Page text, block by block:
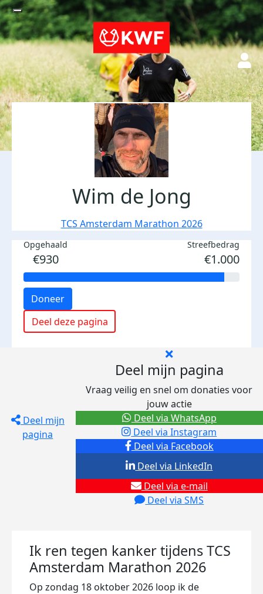
Wim de Jong
TCS Amsterdam Marathon 2026
Opgehaald
€930
Streefbedrag
€1.000
Doneer
Deel deze pagina
Deel mijn
pagina
Deel mijn pagina
Vraag veilig en snel om donaties voor
jouw actie
Deel via Facebook
Deel via Instagram
Deel via e-mail
Deel via SMS
Deel via LinkedIn
Deel via WhatsApp
Ik ren tegen kanker tijdens TCS
Amsterdam Marathon 2026
Op zondag 18 oktober 2026 loop ik de